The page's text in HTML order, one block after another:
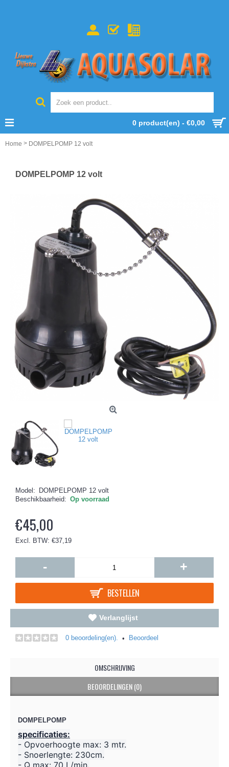
0 product(en) - €0,00
Home > DOMPELPOMP 12 volt
DOMPELPOMP 12 volt
Model:
DOMPELPOMP 12 volt
Beschikbaarheid: Op voorraad
€45,00
Excl. BTW: €37,19
- +
BESTELLEN
Verlanglijst
0 beoordeling(en). • Beoordeel
OMSCHRIJVING
BEOORDELINGEN (0)
DOMPELPOMP
specificaties:
- Opvoerhoogte max: 3 mtr.
- Snoerlengte: 230cm.
- Q max: 70 L/min.